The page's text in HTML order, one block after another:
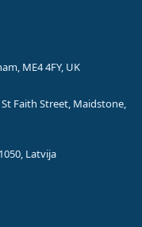
ME4 4FY, UK
Faith Street, Maidstone,
Latvija